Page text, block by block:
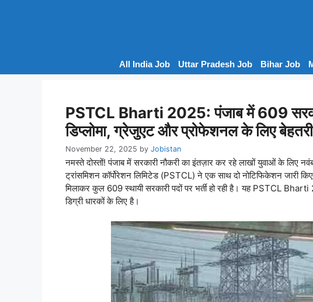
All India Job Uttar Pradesh Job Bihar Job
PSTCL Bharti 2025: पंजाब में 609
डिप्लोमा, ग्रेजुएट और प्रोफेशनल के लिए
November 22, 2025 by Jobistan
नमस्ते दोस्तों! पंजाब में सरकारी नौकरी का इंतज़ार कर रहे लाखों युवाओं के लिए
ट्रांसमिशन कॉर्पोरेशन लिमिटेड (PSTCL) ने एक साथ दो नोटिफिकेशन जारी
मिलाकर कुल 609 स्थायी सरकारी पदों पर भर्ती हो रही है। यह PSTCL
डिग्री धारकों के लिए है।